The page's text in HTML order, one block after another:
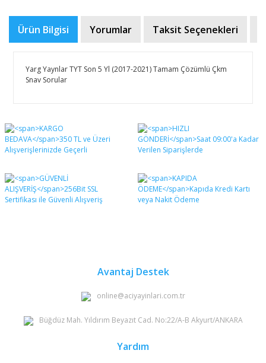
Ürün Bilgisi Yorumlar Taksit Seçenekleri
Yarg Yaynlar TYT Son 5 Yl (2017-2021) Tamam Çözümlü Çkm
Snav Sorular
Bu ürüne ilk yorumu siz yapın!
Yorum Yaz
Bu ürünün fiyat bilgisi, resim, ürün açıklamalarında ve
diğer konularda yetersiz gördüğünüz noktaları öneri
formunu kullanarak tarafımıza iletebilirsiniz.
Görüş ve önerileriniz için teşekkür ederiz.
Ürün resmi kalitesiz, bozuk veya görüntülenemiyor.
Ürün açıklamasında eksik bilgiler bulunuyor.
Avantaj Destek
online@aciyayinlari.com.tr
Büğdüz Mah. Yıldırım Beyazıt Cad. No:22/A-B Akyurt/ANKARA
Yardım